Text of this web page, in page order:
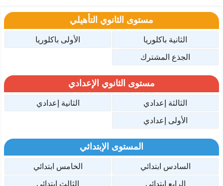
مستوى الثانوي التأهيلي
الثانية باكلوريا
الأولى باكلوريا
الجذع المشترك
مستوى الثانوي الإعدادي
الثالثة إعدادي
الثانية إعدادي
الأولى إعدادي
المستوى الإبتدائي
السادس ابتدائي
الخامس ابتدائي
الرابع ابتدائي
الثالث ابتدائي